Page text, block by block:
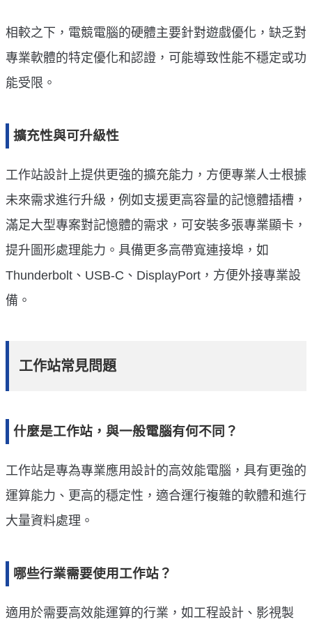
相較之下，電競電腦的硬體主要針對遊戲優化，缺乏對
專業軟體的特定優化和認證，可能導致性能不穩定或功
能受限。
擴充性與可升級性
工作站設計上提供更強的擴充能力，方便專業人士根據
未來需求進行升級，例如支援更高容量的記憶體插槽，
滿足大型專案對記憶體的需求，可安裝多張專業顯卡，
提升圖形處理能力。具備更多高帶寬連接埠，如
Thunderbolt、USB-C、DisplayPort，方便外接專業設
備。
工作站常見問題
什麼是工作站，與一般電腦有何不同？
工作站是專為專業應用設計的高效能電腦，具有更強的
運算能力、更高的穩定性，適合運行複雜的軟體和進行
大量資料處理。
哪些行業需要使用工作站？
適用於需要高效能運算的行業，如工程設計、影視製